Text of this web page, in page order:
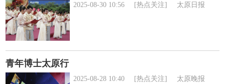
2025-08-30 10:56 [热点关注] 太原日报
青年博士太原行
2025-08-28 10:40 [热点关注] 太原晚报